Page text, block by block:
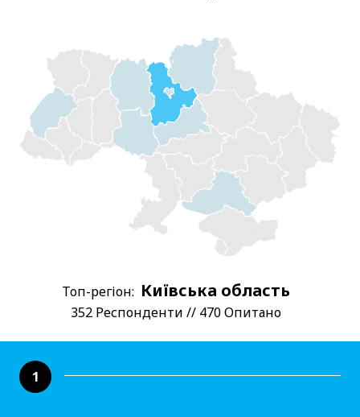
Топ-регіон: Київська область
352 Респонденти // 470 Опитано
1